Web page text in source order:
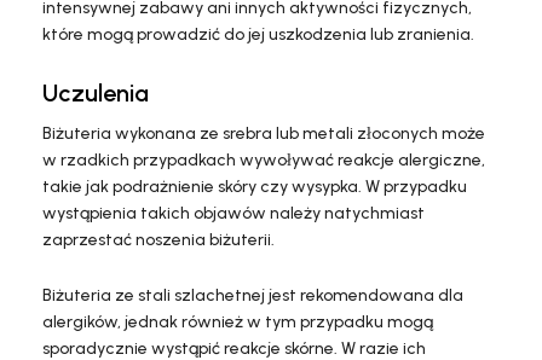
intensywnej zabawy ani innych aktywności fizycznych,
które mogą prowadzić do jej uszkodzenia lub zranienia.
Uczulenia
Biżuteria wykonana ze srebra lub metali złoconych może
w rzadkich przypadkach wywoływać reakcje alergiczne,
takie jak podrażnienie skóry czy wysypka. W przypadku
wystąpienia takich objawów należy natychmiast
zaprzestać noszenia biżuterii.
Biżuteria ze stali szlachetnej jest rekomendowana dla
alergików, jednak również w tym przypadku mogą
sporadycznie wystąpić reakcje skórne. W razie ich